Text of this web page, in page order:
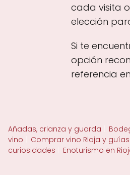
cada visita
elección
Si te
opción
referencia
Añadas, crianza y guarda
vino
Comprar vino Rioja y
curiosidades
Enoturismo en